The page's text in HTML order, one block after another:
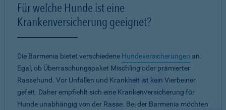
Für welche Hunde ist eine
Krankenversicherung geeignet?
Die Barmenia bietet verschiedene Hundeversicherungen an.
Egal, ob Überraschungspaket Mischling oder prämierter
Rassehund. Vor Unfällen und Krankheit ist kein Vierbeiner
gefeit. Daher empfiehlt sich eine Krankenversicherung für
Hunde unabhängig von der Rasse. Bei der Barmenia möchten